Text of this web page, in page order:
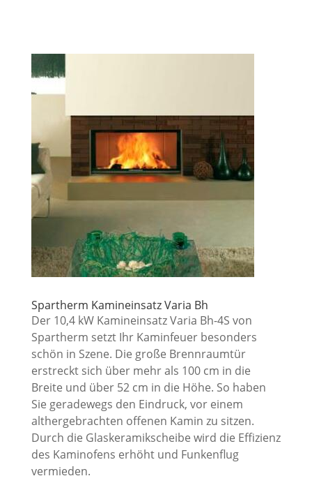
Spartherm Kamineinsatz Varia Bh
Der 10,4 kW Kamineinsatz Varia Bh-4S von
Spartherm setzt Ihr Kaminfeuer besonders
schön in Szene. Die große Brennraumtür
erstreckt sich über mehr als 100 cm in die
Breite und über 52 cm in die Höhe. So haben
Sie geradewegs den Eindruck, vor einem
althergebrachten offenen Kamin zu sitzen.
Durch die Glaskeramikscheibe wird die Effizienz
des Kaminofens erhöht und Funkenflug
vermieden.